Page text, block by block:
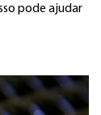
pode ajudar